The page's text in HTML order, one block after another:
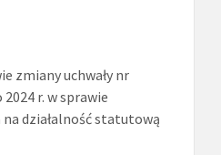
zmiany uchwały nr
r. w sprawie
działalność statutową